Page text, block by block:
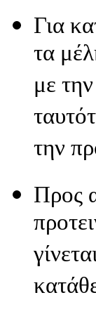
Για
τα
με
την
Προς